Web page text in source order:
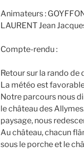
Animateurs :
LAURENT Jean
Compte-rendu :
Retour sur la rando
La météo est
Notre parcours nous
le château des
paysage, nous
Au château, chacun
sous le porche et le